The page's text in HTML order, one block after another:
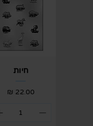
חיות
מחיר